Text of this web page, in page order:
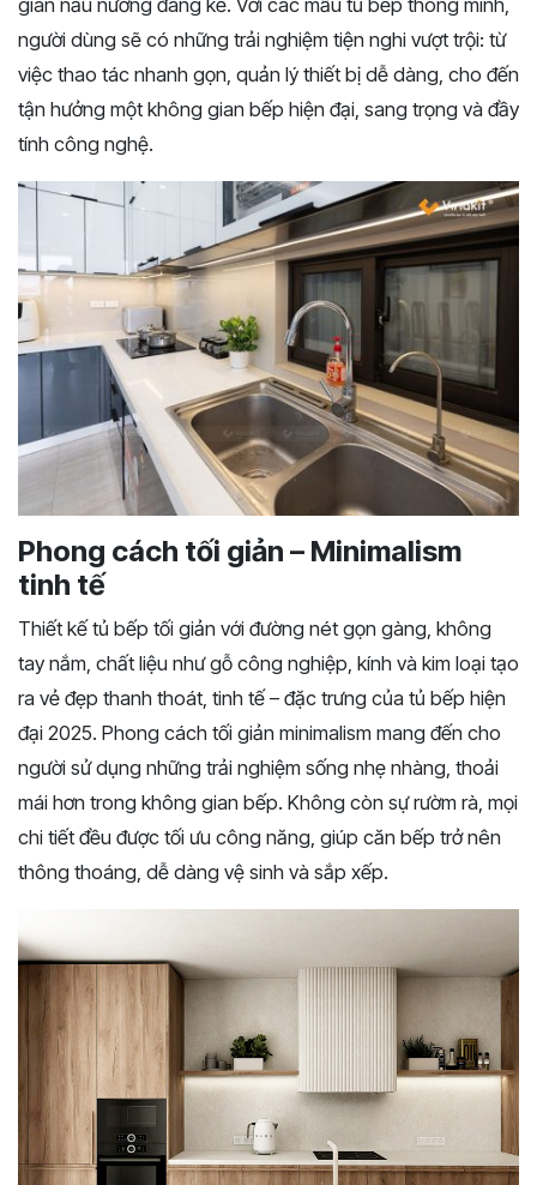
gian nấu nướng đáng kể. Với các mẫu tủ bếp thông minh,
người dùng sẽ có những trải nghiệm tiện nghi vượt trội: từ
việc thao tác nhanh gọn, quản lý thiết bị dễ dàng, cho đến
tận hưởng một không gian bếp hiện đại, sang trọng và đầy
tính công nghệ.
Phong cách tối giản – Minimalism
tinh tế
Thiết kế tủ bếp tối giản với đường nét gọn gàng, không
tay nắm, chất liệu như gỗ công nghiệp, kính và kim loại tạo
ra vẻ đẹp thanh thoát, tinh tế – đặc trưng của tủ bếp hiện
đại 2025. Phong cách tối giản minimalism mang đến cho
người sử dụng những trải nghiệm sống nhẹ nhàng, thoải
mái hơn trong không gian bếp. Không còn sự rườm rà, mọi
chi tiết đều được tối ưu công năng, giúp căn bếp trở nên
thông thoáng, dễ dàng vệ sinh và sắp xếp.